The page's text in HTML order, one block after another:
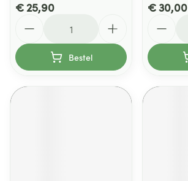
€ 25,90
Bestel
€ 30,00